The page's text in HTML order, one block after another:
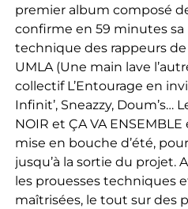
premier album composé
confirme en 59 minutes
technique des rappeurs de
UMLA (Une main lave
collectif L’Entourage en
Infinit’, Sneazzy, Doum’s…
NOIR et ÇA VA
mise en bouche d’été,
jusqu’à la sortie du projet.
les prouesses techniques
maîtrisées, le tout sur des